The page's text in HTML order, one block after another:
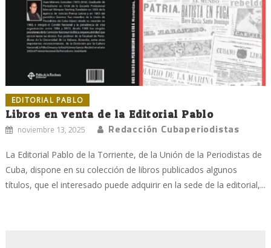
EDITORIAL PABLO
Libros en venta de la Editorial Pablo
noviembre 13, 2025 Redacción Cubaperiodistas
La Editorial Pablo de la Torriente, de la Unión de la Periodistas de
Cuba, dispone en su colección de libros publicados algunos
títulos, que el interesado puede adquirir en la sede de la editorial,...